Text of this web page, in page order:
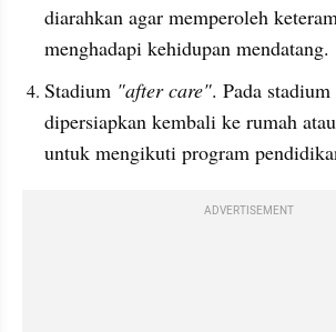
diarahkan agar memperoleh
menghadapi kehidupan mendatang.
Stadium "after care". Pada
dipersiapkan kembali ke rumah
untuk mengikuti program
ADVERTISEMENT